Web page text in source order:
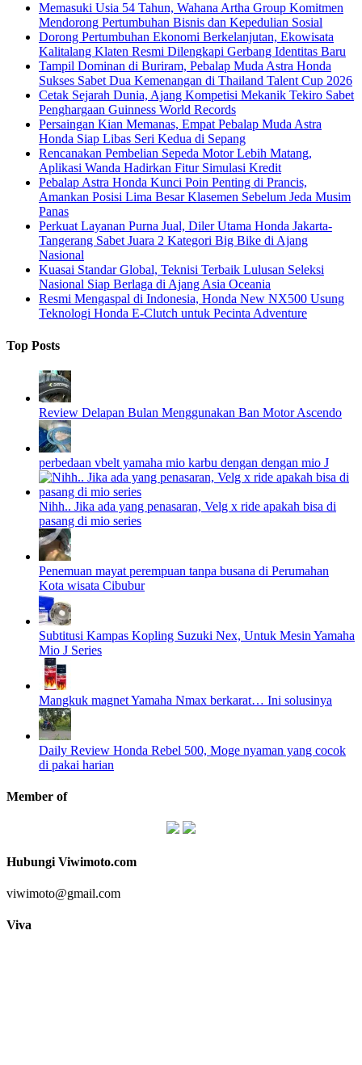
Memasuki Usia 54 Tahun, Wahana Artha Group Komitmen
Mendorong Pertumbuhan Bisnis dan Kepedulian Sosial
Dorong Pertumbuhan Ekonomi Berkelanjutan, Ekowisata
Kalitalang Klaten Resmi Dilengkapi Gerbang Identitas Baru
Tampil Dominan di Buriram, Pebalap Muda Astra Honda
Sukses Sabet Dua Kemenangan di Thailand Talent Cup 2026
Cetak Sejarah Dunia, Ajang Kompetisi Mekanik Tekiro Sabet
Penghargaan Guinness World Records
Persaingan Kian Memanas, Empat Pebalap Muda Astra
Honda Siap Libas Seri Kedua di Sepang
Rencanakan Pembelian Sepeda Motor Lebih Matang,
Aplikasi Wanda Hadirkan Fitur Simulasi Kredit
Pebalap Astra Honda Kunci Poin Penting di Prancis,
Amankan Posisi Lima Besar Klasemen Sebelum Jeda Musim
Panas
Perkuat Layanan Purna Jual, Diler Utama Honda Jakarta-
Tangerang Sabet Juara 2 Kategori Big Bike di Ajang
Nasional
Kuasai Standar Global, Teknisi Terbaik Lulusan Seleksi
Nasional Siap Berlaga di Ajang Asia Oceania
Resmi Mengaspal di Indonesia, Honda New NX500 Usung
Teknologi Honda E-Clutch untuk Pecinta Adventure
Top Posts
Review Delapan Bulan Menggunakan Ban Motor Ascendo
perbedaan vbelt yamaha mio karbu dengan dengan mio J
Nihh.. Jika ada yang penasaran, Velg x ride apakah bisa di
pasang di mio series
Penemuan mayat perempuan tanpa busana di Perumahan
Kota wisata Cibubur
Subtitusi Kampas Kopling Suzuki Nex, Untuk Mesin Yamaha
Mio J Series
Mangkuk magnet Yamaha Nmax berkarat… Ini solusinya
Daily Review Honda Rebel 500, Moge nyaman yang cocok
di pakai harian
Member of
Hubungi Viwimoto.com
viwimoto@gmail.com
Viva